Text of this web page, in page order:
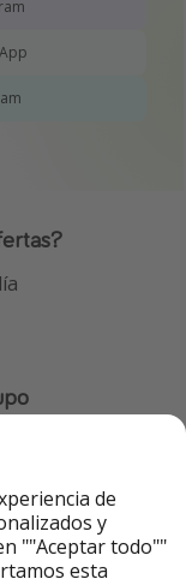
de
y
""Aceptar todo""
esta